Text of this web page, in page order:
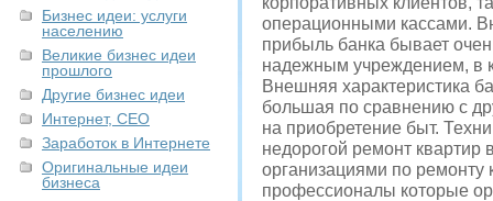
Бизнес идеи: услуги
населению
Великие бизнес идеи
прошлого
Другие бизнес идеи
Интернет, СЕО
Заработок в Интернете
Оригинальные идеи
бизнеса
операционными кассами.
прибыль банка бывает
надежным учреждением, в
Внешняя характеристика
большая по сравнению с
на приобретение быт.
недорогой ремонт квартир
организациями по ремонту
профессионалы которые